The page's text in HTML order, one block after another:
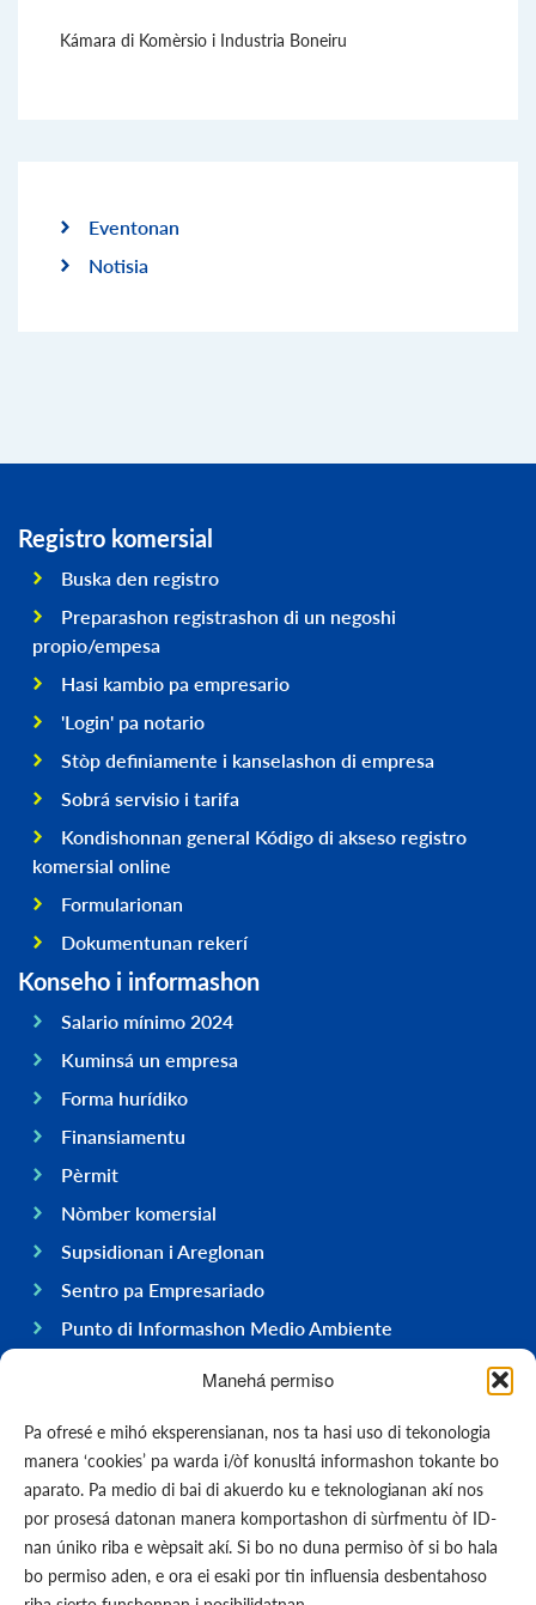
Manehá permiso
Pa ofresé e mihó eksperensianan, nos ta hasi uso di tekonologia
manera ‘cookies’ pa warda i/òf konusltá informashon tokante bo
aparato. Pa medio di bai di akuerdo ku e teknologianan akí nos
por prosesá datonan manera komportashon di sùrfmentu òf ID-
nan úniko riba e wèpsait akí. Si bo no duna permiso òf si bo hala
bo permiso aden, e ora ei esaki por tin influensia desbentahoso
Kámara di Komèrsio i Industria Boneiru
Eventonan
Notisia
Registro komersial
Buska den registro
Preparashon registrashon di un negoshi
propio/empesa
Hasi kambio pa empresario
'Login' pa notario
Stòp definiamente i kanselashon di empresa
Sobrá servisio i tarifa
Kondishonnan general Kódigo di akseso registro
komersial online
Formularionan
Dokumentunan rekerí
Konseho i informashon
Salario mínimo 2024
Kuminsá un empresa
Forma hurídiko
Finansiamentu
Pèrmit
Nòmber komersial
Supsidionan i Areglonan
Sentro pa Empresariado
Punto di Informashon Medio Ambiente
Hasi negoshi na Boneiru
Ekonomia
Gobièrnu
Infrastruktura
General